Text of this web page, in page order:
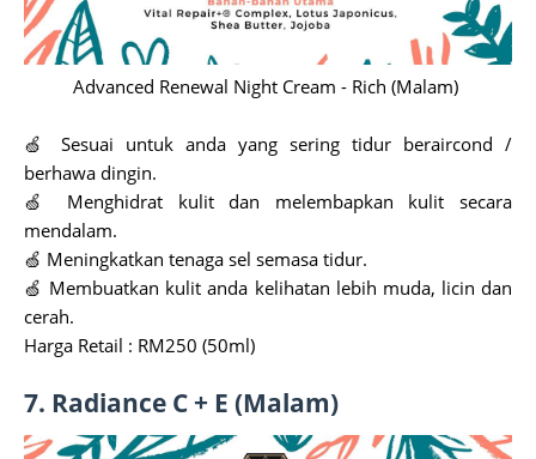
Advanced Renewal Night Cream - Rich (Malam)
🍏 Sesuai untuk anda yang sering tidur beraircond /
berhawa dingin.
🍏 Menghidrat kulit dan melembapkan kulit secara
mendalam.
🍏 Meningkatkan tenaga sel semasa tidur.
🍏 Membuatkan kulit anda kelihatan lebih muda, licin dan
cerah.
Harga Retail : RM250 (50ml)
7. Radiance C + E (Malam)